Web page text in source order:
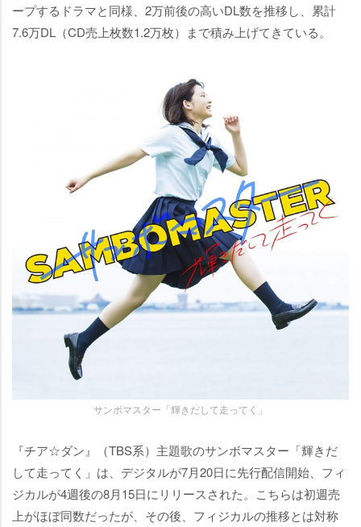
ープするドラマと同様、2万前後の高いDL数を推移し、累計
7.6万DL（CD売上枚数1.2万枚）まで積み上げてきている。
サンボマスター「輝きだして走ってく」
『チア☆ダン』（TBS系）主題歌のサンボマスター「輝きだ
して走ってく」は、デジタルが7月20日に先行配信開始、フィ
ジカルが4週後の8月15日にリリースされた。こちらは初週売
上がほぼ同数だったが、その後、フィジカルの推移とは対称